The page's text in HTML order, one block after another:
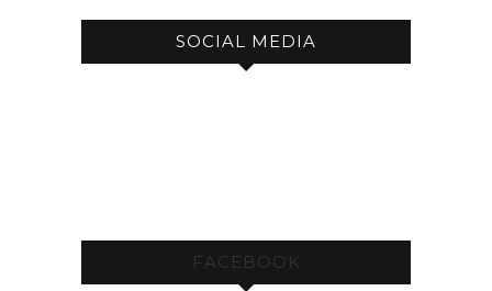
SOCIAL MEDIA
FACEBOOK